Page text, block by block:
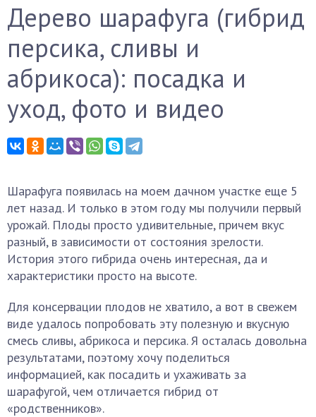
Дерево шарафуга (гибрид
персика, сливы и
абрикоса): посадка и
уход, фото и видео
Шарафуга появилась на моем дачном участке еще 5
лет назад. И только в этом году мы получили первый
урожай. Плоды просто удивительные, причем вкус
разный, в зависимости от состояния зрелости.
История этого гибрида очень интересная, да и
характеристики просто на высоте.
Для консервации плодов не хватило, а вот в свежем
виде удалось попробовать эту полезную и вкусную
смесь сливы, абрикоса и персика. Я осталась довольна
результатами, поэтому хочу поделиться
информацией, как посадить и ухаживать за
шарафугой, чем отличается гибрид от
«родственников».